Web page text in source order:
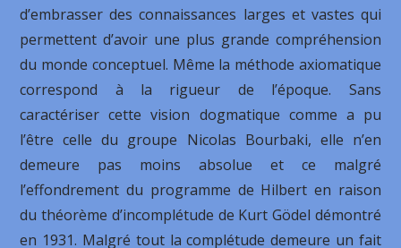
d’embrasser des connaissances larges et vastes qui
permettent d’avoir une plus grande compréhension
du monde conceptuel. Même la méthode axiomatique
correspond à la rigueur de l’époque. Sans
caractériser cette vision dogmatique comme a pu
l’être celle du groupe Nicolas Bourbaki, elle n’en
demeure pas moins absolue et ce malgré
l’effondrement du programme de Hilbert en raison
du théorème d’incomplétude de Kurt Gödel démontré
en 1931. Malgré tout la complétude demeure un fait